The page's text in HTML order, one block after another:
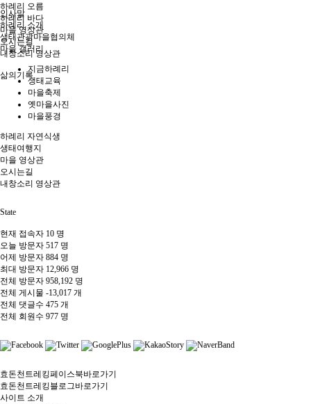
하례리 오름
하례리 바다
마을 영상관
오시는길
내창소리 영상관
삶의기록
인사말
하례리 소개
생태관광마을협의체
마을 갤러리
지금하례리
생태교육
마을축제
옛마을사진
마을풍경
하례리 자연식생
생태여행지
마을 영상관
오시는길
내창소리 영상관
State
현재 접속자 10 명
오늘 방문자 517 명
어제 방문자 884 명
최대 방문자 12,966 명
전체 방문자 958,192 명
전체 게시물 -13,017 개
전체 댓글수 475 개
전체 회원수 977 명
효돈천트레킹페이스북바로가기
효돈천트레킹블로그바로가기
사이트 소개